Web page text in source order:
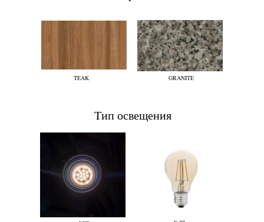
TEAK
Тип освещения
GRANITE